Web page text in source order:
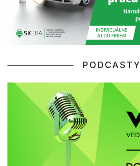
PODCASTY